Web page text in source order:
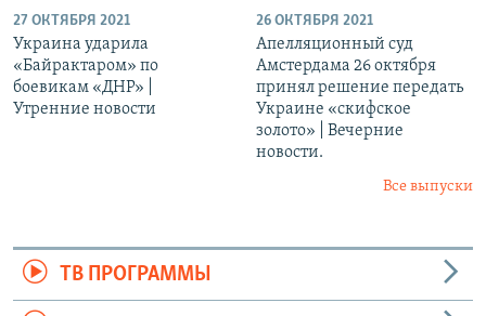
27 ОКТЯБРЯ 2021
Украина ударила
«Байрактаром» по
боевикам «ДНР» |
Утренние новости
26 ОКТЯБРЯ 2021
Апелляционный суд
Амстердама 26 октября
принял решение передать
Украине «скифское
золото» | Вечерние
новости.
Все выпуски
ТВ ПРОГРАММЫ